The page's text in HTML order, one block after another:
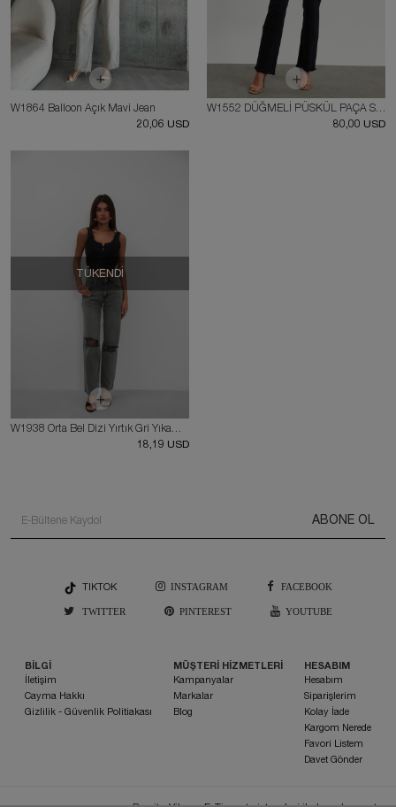
W1864 Balloon Açık Mavi Jean
20,06 USD
W1552 DÜĞMELİ PÜSKÜL PAÇA STRAIGHT JEAN
80,00 USD
TÜKENDI
W1938 Orta Bel Dizi Yırtık Gri Yıkamalı Kadın Kot Pantolon
18,19 USD
ABONE OL
TIKTOK INSTAGRAM FACEBOOK
TWITTER PINTEREST YOUTUBE
BİLGİ
İletişim
Cayma Hakkı
Gizlilik - Güvenlik Politiakası
MÜŞTERİ HİZMETLERİ
Kampanyalar
Markalar
Blog
HESABIM
Hesabım
Siparişlerim
Kolay İade
Kargom Nerede
Favori Listem
Davet Gönder